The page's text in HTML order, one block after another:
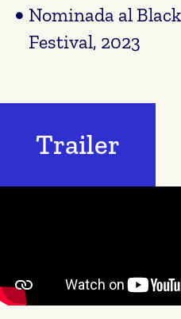
Nominada al
Festival, 2023
Trailer